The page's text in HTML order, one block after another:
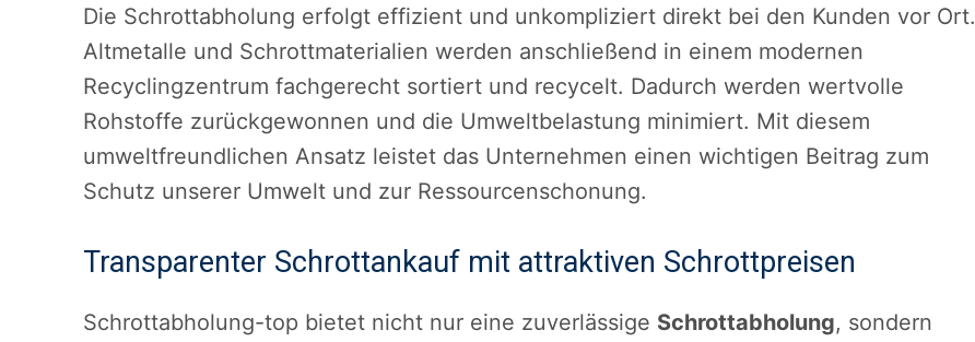
Die Schrottabholung erfolgt effizient und unkompliziert direkt bei den Kunden vor Ort.
Altmetalle und Schrottmaterialien werden anschließend in einem modernen
Recyclingzentrum fachgerecht sortiert und recycelt. Dadurch werden wertvolle
Rohstoffe zurückgewonnen und die Umweltbelastung minimiert. Mit diesem
umweltfreundlichen Ansatz leistet das Unternehmen einen wichtigen Beitrag zum
Schutz unserer Umwelt und zur Ressourcenschonung.
Transparenter Schrottankauf mit attraktiven Schrottpreisen
Schrottabholung-top bietet nicht nur eine zuverlässige Schrottabholung, sondern